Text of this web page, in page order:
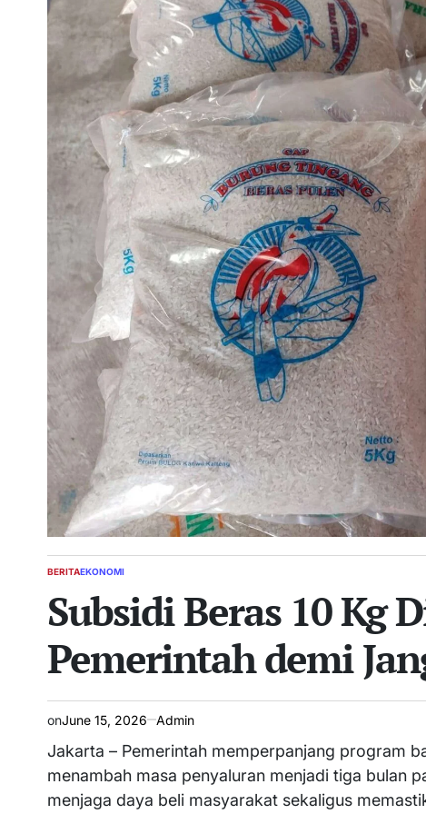
POSTED
BERITAEKONOMI
Subsidi Beras 10 Kg
Pemerintah demi
onJune 15, 2026 Admin
Jakarta – Pemerintah memperpanjang program
menambah masa penyaluran menjadi tiga bulan
menjaga daya beli masyarakat sekaligus